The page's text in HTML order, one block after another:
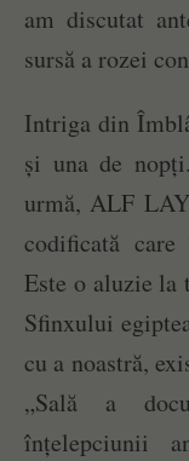
am discutat
sursă a rozei
Intriga din
și una de
urmă, ALF
codificată care
Este o aluzie la
Sfinxului
cu a noastră,
„Sală a
înțelepciunii